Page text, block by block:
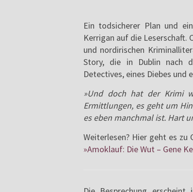
Ein todsicherer Plan und
Kerrigan auf die Leserschaft.
und nordirischen
Story, die in Dublin nach
Detectives, eines Diebes und
»Und doch hat der Krimi
Ermittlungen, es geht um
es eben manchmal ist. Hart
Weiterlesen? Hier geht es zu
»Amoklauf: Die Wut – Gene